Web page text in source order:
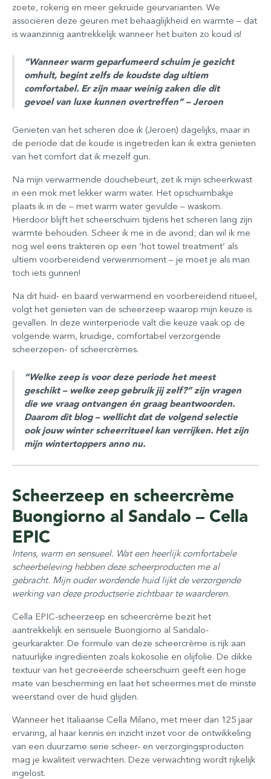
zoete, rokerig en meer gekruide geurvarianten. We
associëren deze geuren met behaaglijkheid en warmte – dat
is waanzinnig aantrekkelijk wanneer het buiten zo koud is!
“Wanneer warm geparfumeerd schuim je gezicht
omhult, begint zelfs de koudste dag ultiem
comfortabel. Er zijn maar weinig zaken die dit
gevoel van luxe kunnen overtreffen” – Jeroen
Genieten van het scheren doe ik (Jeroen) dagelijks, maar in
de periode dat de koude is ingetreden kan ik extra genieten
van het comfort dat ik mezelf gun.
Na mijn verwarmende douchebeurt, zet ik mijn scheerkwast
in een mok met lekker warm water. Het opschuimbakje
plaats ik in de – met warm water gevulde – waskom.
Hierdoor blijft het scheerschuim tijdens het scheren lang zijn
warmte behouden. Scheer ik me in de avond; dan wil ik me
nog wel eens trakteren op een ‘hot towel treatment’ als
ultiem voorbereidend verwenmoment – je moet je als man
toch iets gunnen!
Na dit huid- en baard verwarmend en voorbereidend ritueel,
volgt het genieten van de scheerzeep waarop mijn keuze is
gevallen. In deze winterperiode valt die keuze vaak op de
volgende warm, kruidige, comfortabel verzorgende
scheerzepen- of scheercrèmes.
“Welke zeep is voor deze periode het meest
geschikt – welke zeep gebruik jij zelf?” zijn vragen
die we vraag ontvangen én graag beantwoorden.
Daarom dit blog – wellicht dat de volgend selectie
ook jouw winter scheerritueel kan verrijken. Het zijn
mijn wintertoppers anno nu.
Scheerzeep en scheercrème
Buongiorno al Sandalo – Cella
EPIC
Intens, warm en sensueel. Wat een heerlijk comfortabele
scheerbeleving hebben deze scheerproducten me al
gebracht. Mijn ouder wordende huid lijkt de verzorgende
werking van deze productserie zichtbaar te waarderen.
Cella EPIC-scheerzeep en scheercrème bezit het
aantrekkelijk en sensuele Buongiorno al Sandalo-
geurkarakter. De formule van deze scheercrème is rijk aan
natuurlijke ingrediënten zoals kokosolie en olijfolie. De dikke
textuur van het gecreëerde scheerschuim geeft een hoge
mate van bescherming en laat het scheermes met de minste
weerstand over de huid glijden.
Wanneer het Italiaanse Cella Milano, met meer dan 125 jaar
ervaring, al haar kennis en inzicht inzet voor de ontwikkeling
van een duurzame serie scheer- en verzorgingsproducten
mag je kwaliteit verwachten. Deze verwachting wordt rijkelijk
ingelost.